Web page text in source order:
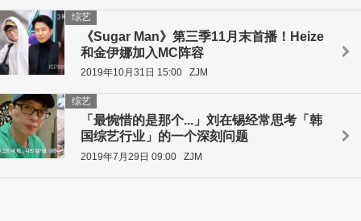
《Sugar Man》第三季11月末首播！Heize
和金伊娜加入MC阵容
综艺
2019年10月31日 15:00 ZJM
「最惋惜的是那个...」刘在锡经常思考「韩
国综艺行业」的一个深刻问题
综艺
2019年7月29日 09:00 ZJM